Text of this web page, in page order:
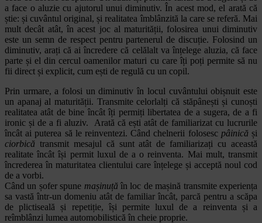
a face o aluzie cu ajutorul unui diminutiv. În acest mod, el arată că
știe: și cuvântul original, și realitatea îmblânzită la care se referă. Mai
mult decât atât, în acest joc al maturității, folosirea unui diminutiv
este un semn de respect pentru partenerul de discuție. Folosind un
diminutiv, arați că ai încredere că celălalt va înțelege aluzia, că face
parte și el din cercul oamenilor maturi cu care îți poți permite să nu
fii direct și explicit, cum ești de regulă cu un copil.
Prin urmare, a folosi un diminutiv în locul cuvântului obișnuit este
un apanaj al maturității. Transmite celorlalți că stăpânești și cunoști
realitatea atât de bine încât îți permiți libertatea de a sugera, de a fi
ironic și de a fi aluziv. Arată că ești atât de familiarizat cu lucrurile
încât ai puterea să le reinventezi. Când chelnerii folosesc pâinică și
ciorbică transmit mesajul că sunt atât de familiarizați cu această
realitate încât își permit luxul de a o reinventa. Mai mult, transmit
încrederea în maturitatea clientului care înțelege și acceptă noul cod
de a vorbi.
Când un șofer spune mașinuță în loc de mașină transmite experiența
sa vastă într-un domeniu atât de familiar încât, parcă pentru a scăpa
de plictiseală și repetiție, își permite luxul de a reinventa și a
reîmblânzi lumea automobilistică în cheie proprie.